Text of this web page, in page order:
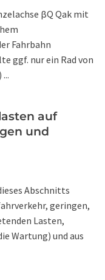
βQ Qak mit
Fahrbahn
ggf. nur ein Rad von
auf
und
Abschnitts
geringen,
Lasten,
Wartung) und aus